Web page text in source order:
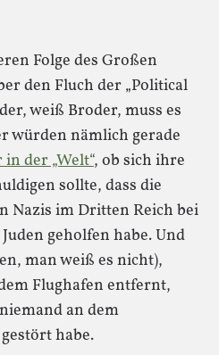
Folge des Großen
den Fluch der „Political
weiß Broder, muss es
würden nämlich gerade
der „Welt“, ob sich ihre
sollte, dass die
Nazis im Dritten Reich bei
geholfen habe. Und
man weiß es nicht),
Flughafen entfernt,
an dem
habe.